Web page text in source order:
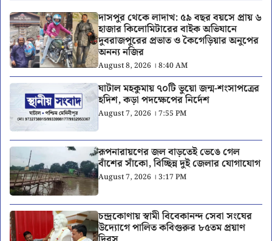
দাসপুর থেকে লাদাখ: ৫৯ বছর বয়সে প্রায় ৬
হাজার কিলোমিটারের বাইক অভিযানে
দুবরাজপুরের প্রভাত ও কৈগেড়িয়ার অনুপের
অনন্য নজির
August 8, 2026 । 8:40 AM
ঘাটাল মহকুমায় ৭০টি ভুয়ো জন্ম-শংসাপত্রের
হদিশ, কড়া পদক্ষেপের নির্দেশ
August 7, 2026 । 7:55 PM
রূপনারায়ণের জল বাড়তেই ভেঙে গেল
বাঁশের সাঁকো, বিচ্ছিন্ন দুই জেলার যোগাযোগ
August 7, 2026 । 3:17 PM
চন্দ্রকোণায় স্বামী বিবেকানন্দ সেবা সংঘের
উদ্যোগে পালিত কবিগুরুর ৮৫তম প্রয়াণ